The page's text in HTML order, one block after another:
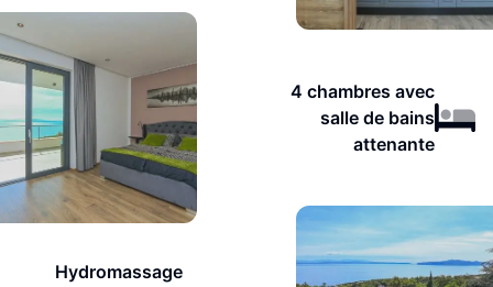
4 chambres avec
salle de bains
attenante
Hydromassage